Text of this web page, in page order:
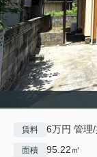
賃料 6万円 管理
面積 95.22㎡